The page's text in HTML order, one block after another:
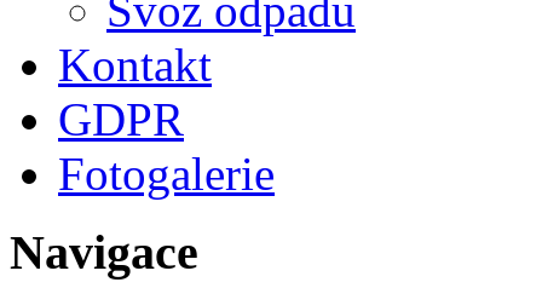
Kontakt
GDPR
Fotogalerie
Navigace